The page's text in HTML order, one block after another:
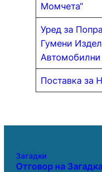
Момчета“
Уред за
Гумени
Поставка за
Загадки
Отговор на